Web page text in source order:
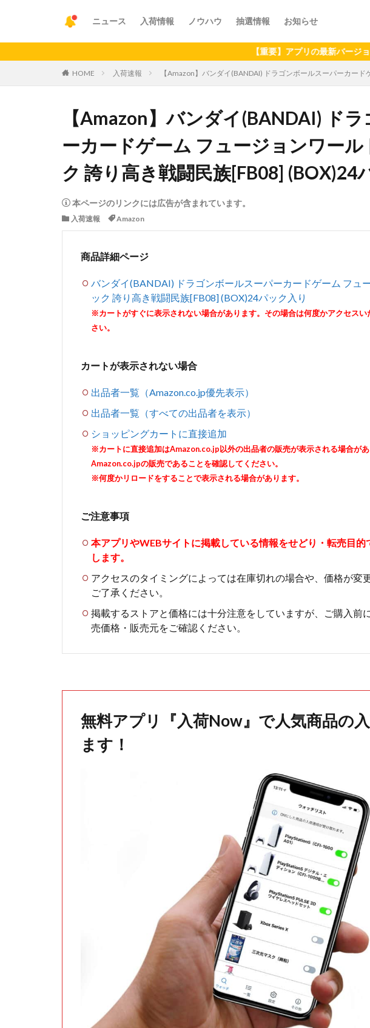
ニュース 入荷情報 ノウハウ 抽選情報 お知らせ
【重要】アプリの最新バージョンへの
HOME 入荷速報 【Amazon】バンダイ(BANDAI) ドラゴンボールスーパーカー
【Amazon】バンダイ(BANDAI) ド
ーカードゲーム フュージョンワール
ク 誇り高き戦闘民族[FB08] (BOX)24
本ページのリンクには広告が含まれています。
入荷速報 Amazon
商品詳細ページ
バンダイ(BANDAI) ドラゴンボールスーパーカードゲーム フュ
ック 誇り高き戦闘民族[FB08] (BOX)24パック入り
※カートがすぐに表示されない場合があります。その場合は何度かアクセス
さい。
カートが表示されない場合
出品者一覧（Amazon.co.jp優先表示）
出品者一覧（すべての出品者を表示）
ショッピングカートに直接追加
※カートに直接追加はAmazon.co.jp以外の出品者の販売が表示される場合が
Amazon.co.jpの販売であることを確認してください。
※何度かリロードをすることで表示される場合があります。
ご注意事項
本アプリやWEBサイトに掲載している情報をせどり・転売目
します。
アクセスのタイミングによっては在庫切れの場合や、価格が変
ご了承ください。
掲載するストアと価格には十分注意をしていますが、ご購入前
売価格・販売元をご確認ください。
無料アプリ『入荷Now』で人気商品の
ます！